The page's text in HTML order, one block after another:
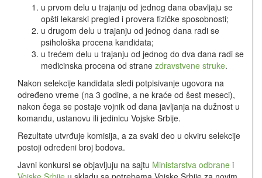
u prvom delu u trajanju od jednog dana obavljaju se
opšti lekarski pregled i provera fizičke sposobnosti;
u drugom delu u trajanju od jednog dana radi se
psihološka procena kandidata;
u trećem delu u trajanju od jednog do dva dana radi se
medicinska procena od strane zdravstvene struke.
Nakon selekcije kandidata sledi potpisivanje ugovora na
određeno vreme (na 3 godine, a ne kraće od šest meseci),
nakon čega se postaje vojnik od dana javljanja na dužnost u
komandu, ustanovu ili jedinicu Vojske Srbije.
Rezultate utvrđuje komisija, a za svaki deo u okviru selekcije
postoji određeni broj bodova.
Javni konkursi se objavljuju na sajtu Ministarstva odbrane i